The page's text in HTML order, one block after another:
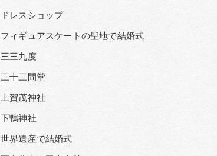
ドレスショップ
フィギュアスケートの聖地で結婚式
三三九度
三十三間堂
上賀茂神社
下鴨神社
世界遺産で結婚式